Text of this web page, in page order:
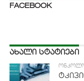
FACEBOOK
ᲐᲮᲐᲚᲘ ᲡᲢᲐᲢᲘᲔᲑᲘ